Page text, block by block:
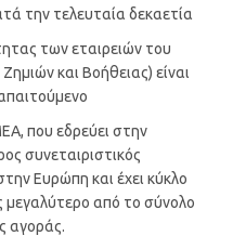
την τελευταία δεκαετία
των εταιρειών του
και Βοήθειας) είναι
που εδρεύει στην
συνεταιριστικός
Ευρώπη και έχει κύκλο
μεγαλύτερο από το σύνολο
αγοράς.